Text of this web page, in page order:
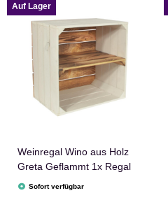
Auf Lager
Weinregal Wino aus Holz
Greta Geflammt 1x Regal
Sofort verfügbar